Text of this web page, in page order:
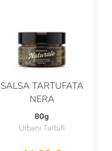
SALSA TARTUFATA
NERA
80g
Urbani Tartufi